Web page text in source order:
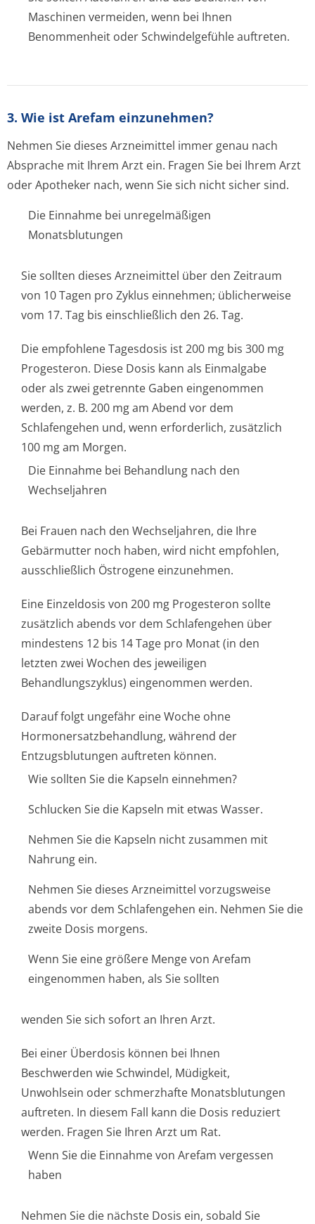
Maschinen vermeiden, wenn bei Ihnen
Benommenheit oder Schwindelgefühle auftreten.
3. Wie ist Arefam einzunehmen?
Nehmen Sie dieses Arzneimittel immer genau nach
Absprache mit Ihrem Arzt ein. Fragen Sie bei Ihrem Arzt
oder Apotheker nach, wenn Sie sich nicht sicher sind.
Die Einnahme bei unregelmäßigen
Monatsblutungen
Sie sollten dieses Arzneimittel über den Zeitraum
von 10 Tagen pro Zyklus einnehmen; üblicherweise
vom 17. Tag bis einschließlich den 26. Tag.
Die empfohlene Tagesdosis ist 200 mg bis 300 mg
Progesteron. Diese Dosis kann als Einmalgabe
oder als zwei getrennte Gaben eingenommen
werden, z. B. 200 mg am Abend vor dem
Schlafengehen und, wenn erforderlich, zusätzlich
100 mg am Morgen.
Die Einnahme bei Behandlung nach den
Wechseljahren
Bei Frauen nach den Wechseljahren, die Ihre
Gebärmutter noch haben, wird nicht empfohlen,
ausschließlich Östrogene einzunehmen.
Eine Einzeldosis von 200 mg Progesteron sollte
zusätzlich abends vor dem Schlafengehen über
mindestens 12 bis 14 Tage pro Monat (in den
letzten zwei Wochen des jeweiligen
Behandlungszyklus) eingenommen werden.
Darauf folgt ungefähr eine Woche ohne
Hormonersatzbe­handlung, während der
Entzugsblutungen auftreten können.
Wie sollten Sie die Kapseln einnehmen?
Schlucken Sie die Kapseln mit etwas Wasser.
Nehmen Sie die Kapseln nicht zusammen mit
Nahrung ein.
Nehmen Sie dieses Arzneimittel vorzugsweise
abends vor dem Schlafengehen ein. Nehmen Sie die
zweite Dosis morgens.
Wenn Sie eine größere Menge von Arefam
eingenommen haben, als Sie sollten
wenden Sie sich sofort an Ihren Arzt.
Bei einer Überdosis können bei Ihnen
Beschwerden wie Schwindel, Müdigkeit,
Unwohlsein oder schmerzhafte Monatsblutungen
auftreten. In diesem Fall kann die Dosis reduziert
werden. Fragen Sie Ihren Arzt um Rat.
Wenn Sie die Einnahme von Arefam vergessen
haben
Nehmen Sie die nächste Dosis ein, sobald Sie